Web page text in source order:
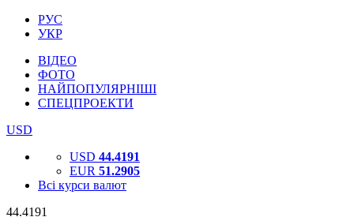
РУС
УКР
ВІДЕО
ФОТО
НАЙПОПУЛЯРНІШІ
СПЕЦПРОЕКТИ
USD
USD 44.4191
EUR 51.2905
Всі курси валют
44.4191